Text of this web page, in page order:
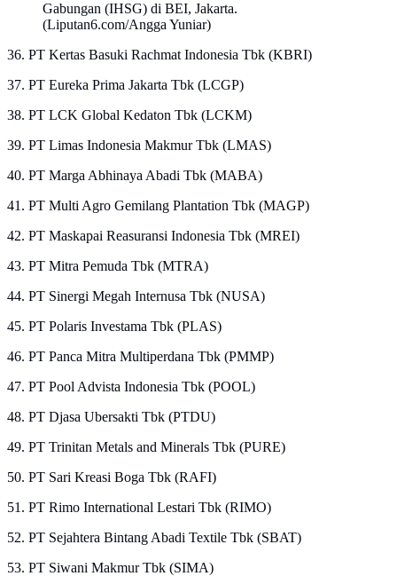
Gabungan (IHSG) di BEI, Jakarta.
(Liputan6.com/Angga Yuniar)
36. PT Kertas Basuki Rachmat Indonesia Tbk (KBRI)
37. PT Eureka Prima Jakarta Tbk (LCGP)
38. PT LCK Global Kedaton Tbk (LCKM)
39. PT Limas Indonesia Makmur Tbk (LMAS)
40. PT Marga Abhinaya Abadi Tbk (MABA)
41. PT Multi Agro Gemilang Plantation Tbk (MAGP)
42. PT Maskapai Reasuransi Indonesia Tbk (MREI)
43. PT Mitra Pemuda Tbk (MTRA)
44. PT Sinergi Megah Internusa Tbk (NUSA)
45. PT Polaris Investama Tbk (PLAS)
46. PT Panca Mitra Multiperdana Tbk (PMMP)
47. PT Pool Advista Indonesia Tbk (POOL)
48. PT Djasa Ubersakti Tbk (PTDU)
49. PT Trinitan Metals and Minerals Tbk (PURE)
50. PT Sari Kreasi Boga Tbk (RAFI)
51. PT Rimo International Lestari Tbk (RIMO)
52. PT Sejahtera Bintang Abadi Textile Tbk (SBAT)
53. PT Siwani Makmur Tbk (SIMA)